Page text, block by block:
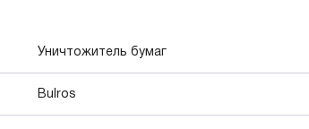
Уничтожитель бумаг
Bulros